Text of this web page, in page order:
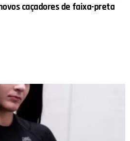
caçadores de faixa-preta